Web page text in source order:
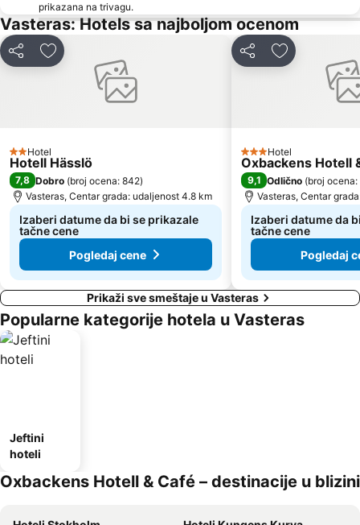
prikazana na trivagu.
Vasteras: Hotels sa najboljom ocenom
Deli Dodati u favorite
2 Zvezdice
Hotel
Hotell Hässlö
7,8 Dobro (broj ocena: 842)
Vasteras, Centar grada: udaljenost 4.8 km
Izaberi datume da bi se prikazale
tačne cene
Pogledaj cene
Deli Dodati u
3 Zvezdice
Hotel
Oxbackens Hotell
9,1 Odlično (broj
Vasteras, Centar
Izaberi datume da
tačne cene
Pogledaj
Prikaži sve smeštaje u Vasteras
Popularne kategorije hotela u Vasteras
Jeftini
hoteli
Oxbackens Hotell & Café – destinacije u blizini